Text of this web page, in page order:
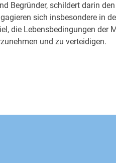
Begründer, schildert darin den
sich insbesondere in
die Lebensbedingungen der
und zu verteidigen.